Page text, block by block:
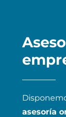
asesoría